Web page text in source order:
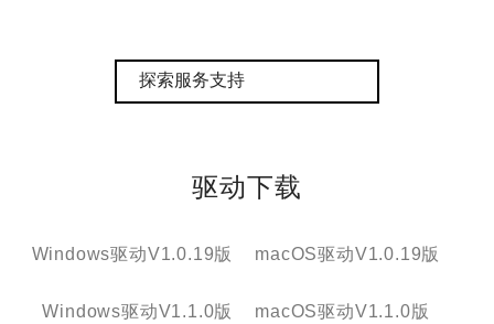
探索服务支持
驱动下载
Windows驱动V1.0.19版 macOS驱动V1.0.19版
Windows驱动V1.1.0版 macOS驱动V1.1.0版